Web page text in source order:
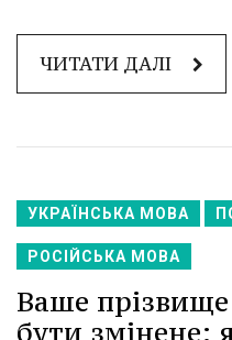
ЧИТАТИ ДАЛІ
УКРАЇНСЬКА МОВА
РОСІЙСЬКА МОВА
Ваше
бути змінене: